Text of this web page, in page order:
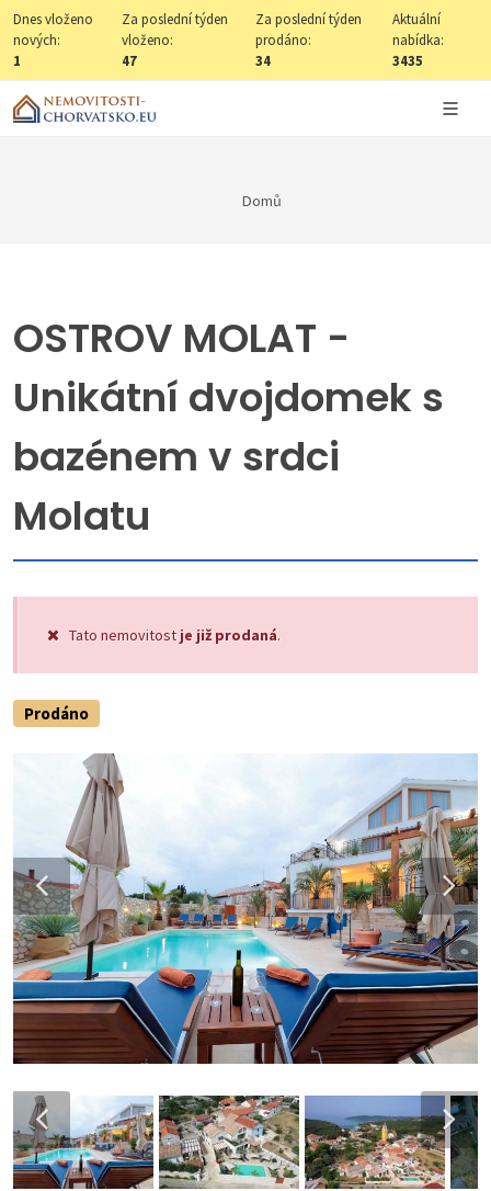
Dnes vloženo
nových:
1
Za poslední týden
vloženo:
47
Za poslední týden
prodáno:
34
Aktuální
nabídka:
3435
Domů
OSTROV MOLAT -
Unikátní dvojdomek s
bazénem v srdci
Molatu
Tato nemovitost je již prodaná.
Prodáno